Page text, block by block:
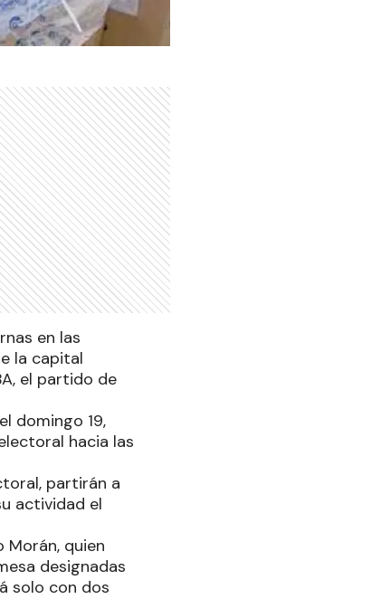
en las
la capital
el partido de
domingo 19,
hacia las
partirán a
actividad el
quien
designadas
solo con dos